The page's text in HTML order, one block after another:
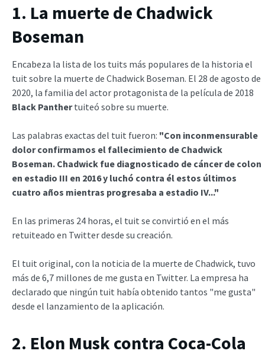
1. La muerte de Chadwick
Boseman
Encabeza la lista de los tuits más populares de la historia el
tuit sobre la muerte de Chadwick Boseman. El 28 de agosto de
2020, la familia del actor protagonista de la película de 2018
Black Panthertuiteó sobre su muerte.
Las palabras exactas del tuit fueron: "Con inconmensurable
dolor confirmamos el fallecimiento de Chadwick
Boseman. Chadwick fue diagnosticado de cáncer de colon
en estadio III en 2016 y luchó contra él estos últimos
cuatro años mientras progresaba a estadio IV..."
En las primeras 24 horas, el tuit se convirtió en el más
retuiteado en Twitter desde su creación.
El tuit original, con la noticia de la muerte de Chadwick, tuvo
más de 6,7 millones de me gusta en Twitter. La empresa ha
declarado que ningún tuit había obtenido tantos "me gusta"
desde el lanzamiento de la aplicación.
2. Elon Musk contra Coca-Cola